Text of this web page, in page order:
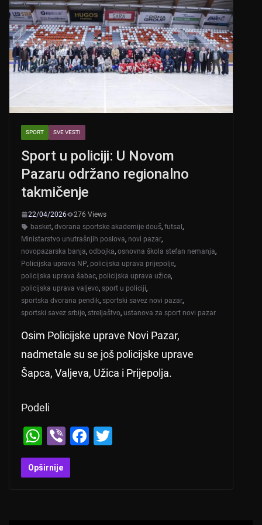
SPORT SVE VESTI
Sport u policiji: U Novom
Pazaru održano regionalno
takmičenje
22/04/2026
276 Views
basket, dvorana sportske akademije douš, futsal,
Ministarstvo unutrašnjih poslova, novi pazar,
novopazarska banja, odbojka, osnovna škola stefan nemanja,
Policijska uprava NP, policijska uprava prijepolje,
policijska uprava šabac, policijska uprava užice,
policijska uprava valjevo, sport u policiji,
sportska dvorana pendik, sportski savez novi pazar,
sportski savez srbije, streljaštvo, ustanova za sport novi pazar
Osim Policijske uprave Novi Pazar,
nadmetale su se još policijske uprave
Šapca, Valjeva, Užica i Prijepolja.
Podeli
W
h
at
Vi
b
er
F
Opširnije